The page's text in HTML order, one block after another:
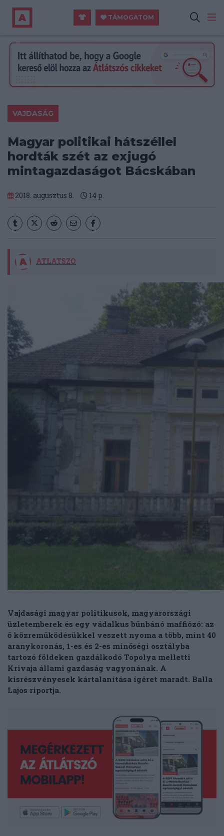
TÁMOGATOM
VAJDASÁG
Magyar politikai hátszéllel
hordták szét az exjugó
mintagazdaságot Bácskában
2018. augusztus 8. 14 p
ATLATSZO
Vajdasági magyar politikusok, magyarországi
üzletemberek és egy vádalkus bűnbánó maffiózó: az
ő közreműködésükkel veszett nyoma a több, mint 40
aranykoronás, 1-es és 2-es minőségi osztályba
tartozó földeken gazdálkodó Topolya melletti
Krivaja állami gazdaság vagyonának. A
kisrészvényesek kártalanítása ígéret maradt. Balla
Lajos riportja.